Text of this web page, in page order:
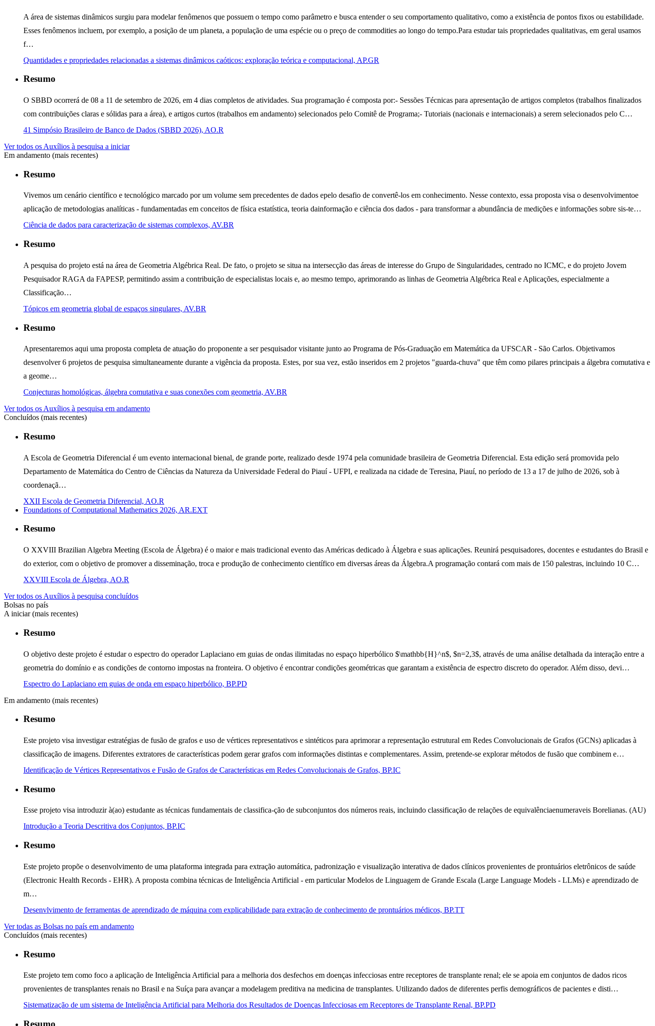
A área de sistemas dinâmicos surgiu para modelar fenômenos que possuem o tempo como parâmetro e busca entender o seu comportamento qualitativo, como a existência de pontos fixos ou estabilidade.
Esses fenômenos incluem, por exemplo, a posição de um planeta, a população de uma espécie ou o preço de commodities ao longo do tempo.Para estudar tais propriedades qualitativas, em geral usamos
f…
Quantidades e propriedades relacionadas a sistemas dinâmicos caóticos: exploração teórica e computacional, AP.GR
Resumo
O SBBD ocorrerá de 08 a 11 de setembro de 2026, em 4 dias completos de atividades. Sua programação é composta por:- Sessões Técnicas para apresentação de artigos completos (trabalhos finalizados
com contribuições claras e sólidas para a área), e artigos curtos (trabalhos em andamento) selecionados pelo Comitê de Programa;- Tutoriais (nacionais e internacionais) a serem selecionados pelo C…
41 Simpósio Brasileiro de Banco de Dados (SBBD 2026), AO.R
Ver todos os Auxílios à pesquisa a iniciar
Em andamento (mais recentes)
Resumo
Vivemos um cenário científico e tecnológico marcado por um volume sem precedentes de dados epelo desafio de convertê-los em conhecimento. Nesse contexto, essa proposta visa o desenvolvimentoe
aplicação de metodologias analíticas - fundamentadas em conceitos de física estatística, teoria dainformação e ciência dos dados - para transformar a abundância de medições e informações sobre sis-te…
Ciência de dados para caracterização de sistemas complexos, AV.BR
Resumo
A pesquisa do projeto está na área de Geometria Algébrica Real. De fato, o projeto se situa na intersecção das áreas de interesse do Grupo de Singularidades, centrado no ICMC, e do projeto Jovem
Pesquisador RAGA da FAPESP, permitindo assim a contribuição de especialistas locais e, ao mesmo tempo, aprimorando as linhas de Geometria Algébrica Real e Aplicações, especialmente a
Classificação…
Tópicos em geometria global de espaços singulares, AV.BR
Resumo
Apresentaremos aqui uma proposta completa de atuação do proponente a ser pesquisador visitante junto ao Programa de Pós-Graduação em Matemática da UFSCAR - São Carlos. Objetivamos
desenvolver 6 projetos de pesquisa simultaneamente durante a vigência da proposta. Estes, por sua vez, estão inseridos em 2 projetos "guarda-chuva" que têm como pilares principais a álgebra comutativa e
a geome…
Conjecturas homológicas, álgebra comutativa e suas conexões com geometria, AV.BR
Ver todos os Auxílios à pesquisa em andamento
Concluídos (mais recentes)
Resumo
A Escola de Geometria Diferencial é um evento internacional bienal, de grande porte, realizado desde 1974 pela comunidade brasileira de Geometria Diferencial. Esta edição será promovida pelo
Departamento de Matemática do Centro de Ciências da Natureza da Universidade Federal do Piauí - UFPI, e realizada na cidade de Teresina, Piauí, no período de 13 a 17 de julho de 2026, sob à
coordenaçã…
XXII Escola de Geometria Diferencial, AO.R
Foundations of Computational Mathematics 2026, AR.EXT
Resumo
O XXVIII Brazilian Algebra Meeting (Escola de Álgebra) é o maior e mais tradicional evento das Américas dedicado à Álgebra e suas aplicações. Reunirá pesquisadores, docentes e estudantes do Brasil e
do exterior, com o objetivo de promover a disseminação, troca e produção de conhecimento científico em diversas áreas da Álgebra.A programação contará com mais de 150 palestras, incluindo 10 C…
XXVIII Escola de Álgebra, AO.R
Ver todos os Auxílios à pesquisa concluídos
Bolsas no país
A iniciar (mais recentes)
Resumo
O objetivo deste projeto é estudar o espectro do operador Laplaciano em guias de ondas ilimitadas no espaço hiperbólico $\mathbb{H}^n$, $n=2,3$, através de uma análise detalhada da interação entre a
geometria do domínio e as condições de contorno impostas na fronteira. O objetivo é encontrar condições geométricas que garantam a existência de espectro discreto do operador. Além disso, devi…
Espectro do Laplaciano em guias de onda em espaço hiperbólico, BP.PD
Em andamento (mais recentes)
Resumo
Este projeto visa investigar estratégias de fusão de grafos e uso de vértices representativos e sintéticos para aprimorar a representação estrutural em Redes Convolucionais de Grafos (GCNs) aplicadas à
classificação de imagens. Diferentes extratores de características podem gerar grafos com informações distintas e complementares. Assim, pretende-se explorar métodos de fusão que combinem e…
Identificação de Vértices Representativos e Fusão de Grafos de Características em Redes Convolucionais de Grafos, BP.IC
Resumo
Esse projeto visa introduzir à(ao) estudante as técnicas fundamentais de classifica-ção de subconjuntos dos números reais, incluindo classificação de relações de equivalênciaenumeraveis Borelianas. (AU)
Introdução a Teoria Descritiva dos Conjuntos, BP.IC
Resumo
Este projeto propõe o desenvolvimento de uma plataforma integrada para extração automática, padronização e visualização interativa de dados clínicos provenientes de prontuários eletrônicos de saúde
(Electronic Health Records - EHR). A proposta combina técnicas de Inteligência Artificial - em particular Modelos de Linguagem de Grande Escala (Large Language Models - LLMs) e aprendizado de
m…
Desenvlvimento de ferramentas de aprendizado de máquina com explicabilidade para extração de conhecimento de prontuários médicos, BP.TT
Ver todas as Bolsas no país em andamento
Concluídos (mais recentes)
Resumo
Este projeto tem como foco a aplicação de Inteligência Artificial para a melhoria dos desfechos em doenças infecciosas entre receptores de transplante renal; ele se apoia em conjuntos de dados ricos
provenientes de transplantes renais no Brasil e na Suíça para avançar a modelagem preditiva na medicina de transplantes. Utilizando dados de diferentes perfis demográficos de pacientes e disti…
Sistematização de um sistema de Inteligência Artificial para Melhoria dos Resultados de Doenças Infecciosas em Receptores de Transplante Renal, BP.PD
Resumo